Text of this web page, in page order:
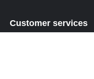
Customer services